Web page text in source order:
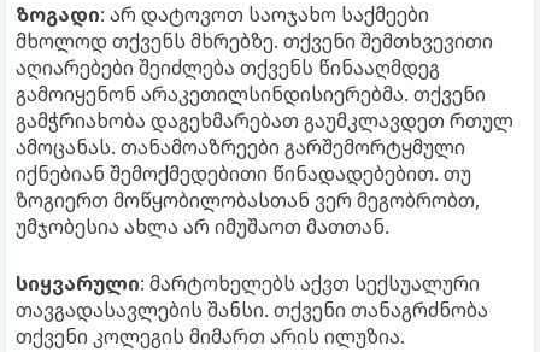
ზოგადი: არ დატოვოთ საოჯახო საქმეები
მხოლოდ თქვენს მხრებზე. თქვენი შემთხვევითი
აღიარებები შეიძლება თქვენს წინააღმდეგ
გამოიყენონ არაკეთილსინდისიერებმა. თქვენი
გამჭრიახობა დაგეხმარებათ გაუმკლავდეთ რთულ
ამოცანას. თანამოაზრეები გარშემორტყმული
იქნებიან შემოქმედებითი წინადადებებით. თუ
ზოგიერთ მოწყობილობასთან ვერ მეგობრობთ,
უმჯობესია ახლა არ იმუშაოთ მათთან.
სიყვარული: მარტოხელებს აქვთ სექსუალური
თავგადასავლების შანსი. თქვენი თანაგრძნობა
თქვენი კოლეგის მიმართ არის ილუზია.